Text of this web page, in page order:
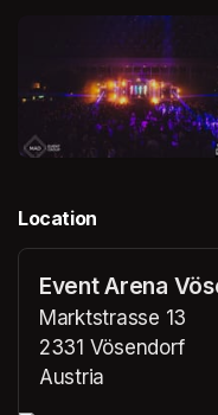
Location
Event Arena
Marktstrasse 13
2331 Vösendorf
Austria